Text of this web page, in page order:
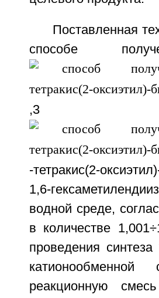
Поставленная
способе
,3
-тетракис(2-
1,6-
водной среде,
в количестве
проведения
реакционную